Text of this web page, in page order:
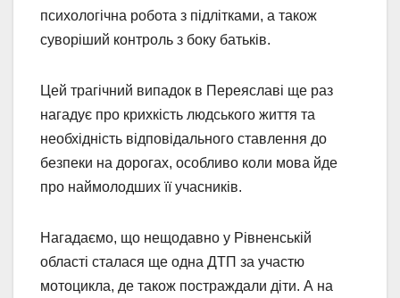
психологічна робота з підлітками, а також
суворіший контроль з боку батьків.
Цей трагічний випадок в Переяславі ще раз
нагадує про крихкість людського життя та
необхідність відповідального ставлення до
безпеки на дорогах, особливо коли мова йде
про наймолодших її учасників.
Нагадаємо, що нещодавно у Рівненській
області сталася ще одна ДТП за участю
мотоцикла, де також постраждали діти. А на